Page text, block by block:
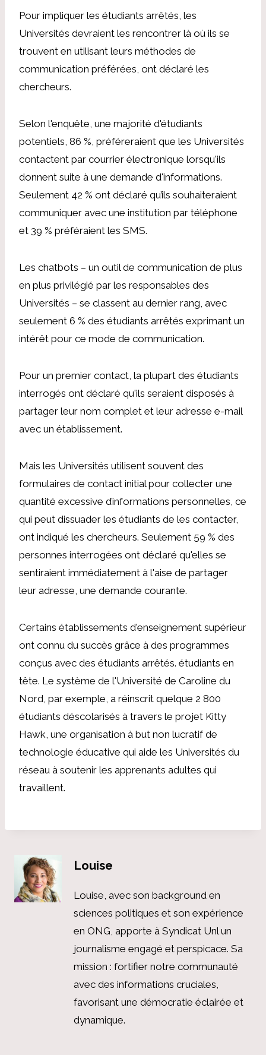
Pour impliquer les étudiants arrêtés, les
Universités devraient les rencontrer là où ils se
trouvent en utilisant leurs méthodes de
communication préférées, ont déclaré les
chercheurs.
Selon l'enquête, une majorité d'étudiants
potentiels, 86 %, préféreraient que les Universités
contactent par courrier électronique lorsqu'ils
donnent suite à une demande d'informations.
Seulement 42 % ont déclaré qu’ils souhaiteraient
communiquer avec une institution par téléphone
et 39 % préféraient les SMS.
Les chatbots – un outil de communication de plus
en plus privilégié par les responsables des
Universités – se classent au dernier rang, avec
seulement 6 % des étudiants arrêtés exprimant un
intérêt pour ce mode de communication.
Pour un premier contact, la plupart des étudiants
interrogés ont déclaré qu'ils seraient disposés à
partager leur nom complet et leur adresse e-mail
avec un établissement.
Mais les Universités utilisent souvent des
formulaires de contact initial pour collecter une
quantité excessive d’informations personnelles, ce
qui peut dissuader les étudiants de les contacter,
ont indiqué les chercheurs. Seulement 59 % des
personnes interrogées ont déclaré qu'elles se
sentiraient immédiatement à l'aise de partager
leur adresse, une demande courante.
Certains établissements d'enseignement supérieur
ont connu du succès grâce à des programmes
conçus avec des étudiants arrêtés. étudiants en
tête. Le système de l'Université de Caroline du
Nord, par exemple, a réinscrit quelque 2 800
étudiants déscolarisés à travers le projet Kitty
Hawk une organisation à but non lucratif de
technologie éducative qui aide les Universités du
réseau à soutenir les apprenants adultes qui
travaillent.
Louise
Louise, avec son background en
sciences politiques et son expérience
en ONG, apporte à Syndicat Unl un
journalisme engagé et perspicace. Sa
mission : fortifier notre communauté
avec des informations cruciales,
favorisant une démocratie éclairée et
dynamique.